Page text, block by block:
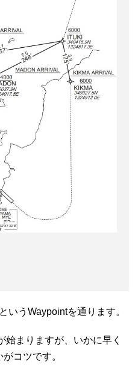
というWaypointを通ります。
始まりますが、いかに早く
コツです。